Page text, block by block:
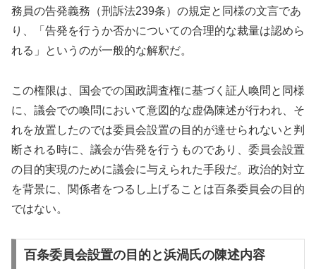
務員の告発義務（刑訴法239条）の規定と同様の文言であ
り、「告発を行うか否かについての合理的な裁量は認めら
れる」というのが一般的な解釈だ。
この権限は、国会での国政調査権に基づく証人喚問と同様
に、議会での喚問において意図的な虚偽陳述が行われ、そ
れを放置したのでは委員会設置の目的が達せられないと判
断される時に、議会が告発を行うものであり、委員会設置
の目的実現のために議会に与えられた手段だ。政治的対立
を背景に、関係者をつるし上げることは百条委員会の目的
ではない。
百条委員会設置の目的と浜渦氏の陳述内容